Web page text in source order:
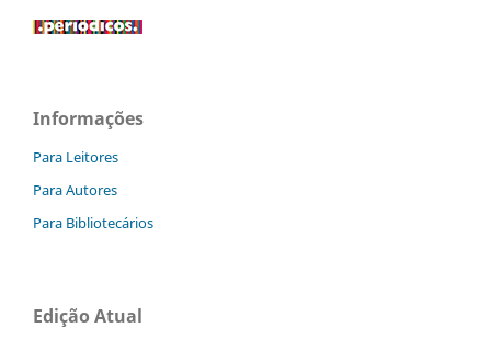
Informações
Para Leitores
Para Autores
Para Bibliotecários
Edição Atual